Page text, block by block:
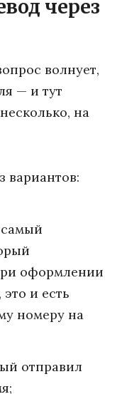
через
волнует,
— и тут
на
вариантов:
оформлении
и есть
номеру на
отправил